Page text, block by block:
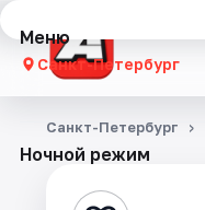
Меню
Санкт-Петербург
Концерты
Ночной режим
Санкт-Петербург